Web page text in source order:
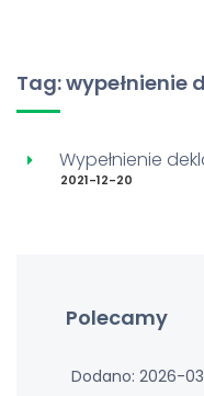
Tag: wypełnienie
Wypełnienie
2021-12-20
Polecamy
Dodano: 2026-